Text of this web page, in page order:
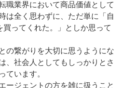
職業界において商品価値として
は全く思わずに、ただ単に「自
ってくれた。」としか思って
の繋がりを大切に思うようにな
、社会人としてもしっかりとさ
ています。
ージェントの方を雑に扱うこと